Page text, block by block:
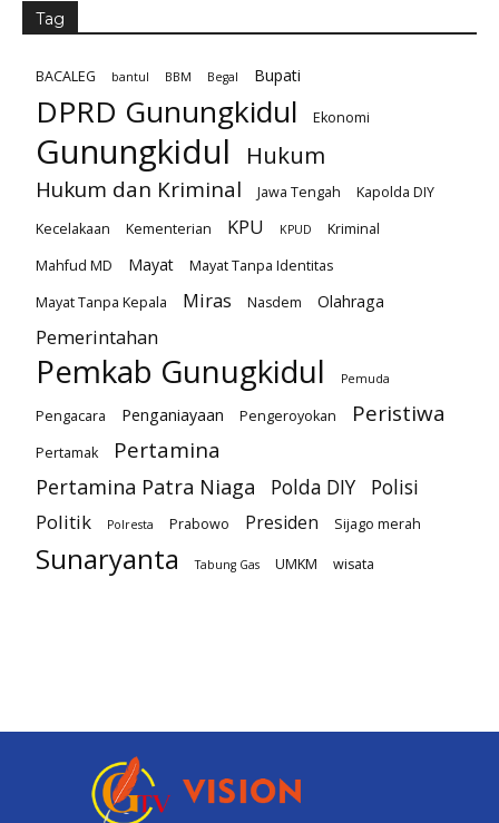
Tag
BACALEG bantul BBM Begal Bupati
DPRD Gunungkidul Ekonomi
Gunungkidul Hukum
Hukum dan Kriminal Jawa Tengah
Kapolda DIY
Kecelakaan
Kementerian KPU KPUD
Kriminal
Mahfud MD
Mayat
Mayat Tanpa Identitas
Mayat Tanpa Kepala
Miras Nasdem Olahraga
Pemerintahan
Pemkab Gunugkidul Pemuda
Pengacara Penganiayaan Pengeroyokan Peristiwa
Pertamak Pertamina
Pertamina Patra Niaga Polda DIY
Polisi
Politik
Polresta Prabowo Presiden Sijago merah
Sunaryanta Tabung Gas UMKM wisata